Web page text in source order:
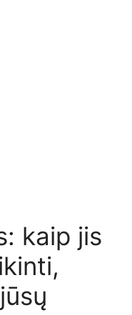
kaip jis